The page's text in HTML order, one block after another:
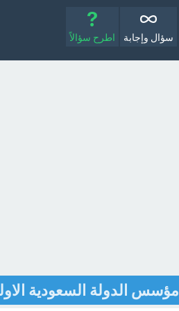
سؤال وإجابة اطرح سؤالاً
مؤسس الدولة السعودية